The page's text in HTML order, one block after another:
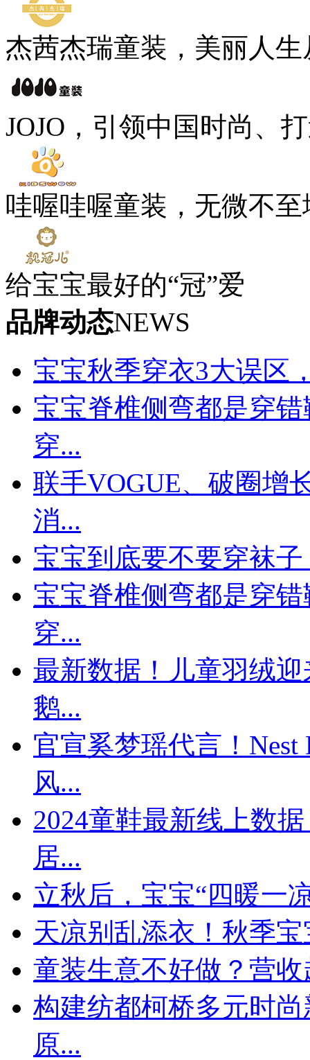
杰茜杰瑞童装，美丽人
JOJO，引领中国时尚、
哇喔哇喔童装，无微不
给宝宝最好的“冠”爱
品牌动态NEWS
宝宝秋季穿衣3大误区
宝宝脊椎侧弯都是穿
穿...
联手VOGUE、破圈增
消...
宝宝到底要不要穿袜
宝宝脊椎侧弯都是穿
穿...
最新数据！儿童羽绒
鹅...
官宣奚梦瑶代言！Nest
风...
​2024童鞋最新线上数
居...
立秋后，宝宝“四暖一
天凉别乱添衣！秋季
童装生意不好做？营
构建纺都柯桥多元时
原...